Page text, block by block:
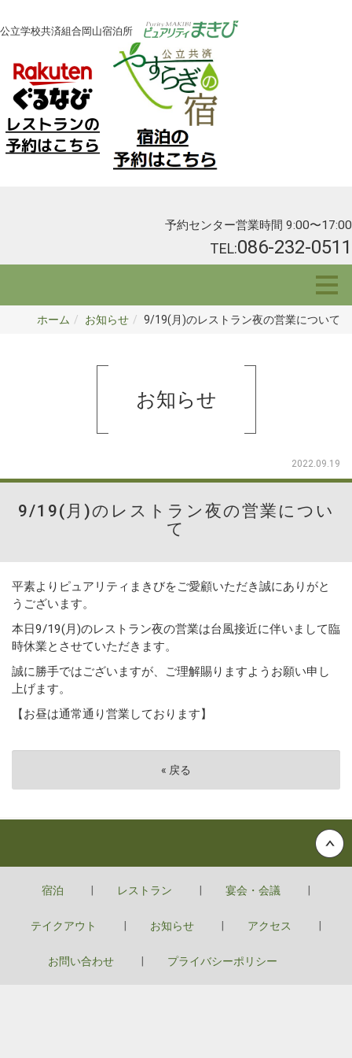
公立学校共済組合岡山宿泊所
予約センター営業時間 9:00〜17:00
TEL:086-232-0511
ホーム お知らせ 9/19(月)のレストラン夜の営業について
お知らせ
2022.09.19
9/19(月)のレストラン夜の営業につい
て
平素よりピュアリティまきびをご愛顧いただき誠にありがと
うございます。
本日9/19(月)のレストラン夜の営業は台風接近に伴いまして臨
時休業とさせていただきます。
誠に勝手ではございますが、ご理解賜りますようお願い申し
上げます。
【お昼は通常通り営業しております】
« 戻る
宿泊 レストラン 宴会・会議
テイクアウト お知らせ アクセス
お問い合わせ プライバシーポリシー